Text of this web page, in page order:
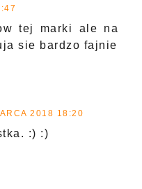
tej marki ale na
sie bardzo fajnie
2018 18:20
:) :)